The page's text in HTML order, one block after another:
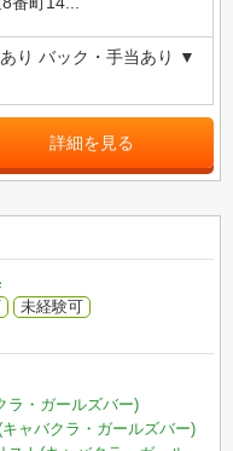
り バック・手当あり ▼
詳細を見る
未経験可
ラ・ガールズバー)
ャバクラ・ガールズバー)